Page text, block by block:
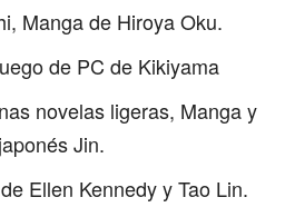
Manga de Hiroya Oku.
de PC de Kikiyama
novelas ligeras, Manga y
Jin.
Ellen Kennedy y Tao Lin.